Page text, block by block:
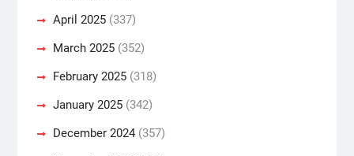
April 2025(337)
March 2025(352)
February 2025(318)
January 2025(342)
December 2024(357)